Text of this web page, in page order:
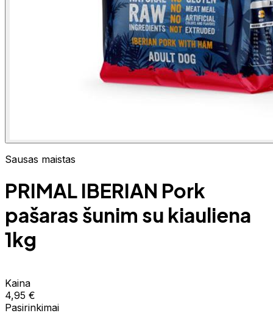
Sausas maistas
PRIMAL IBERIAN Pork
pašaras šunim su kiauliena
1kg
Kaina
4,95 €
Pasirinkimai